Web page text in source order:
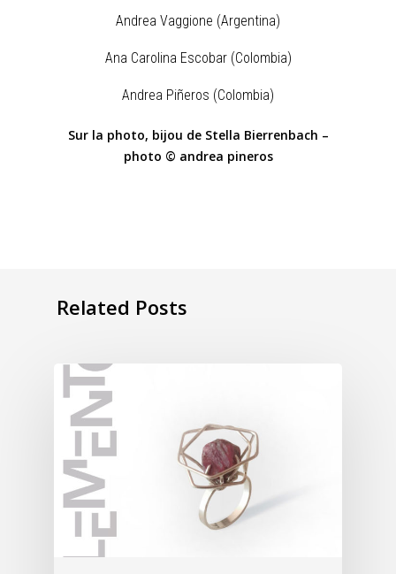
Andrea Vaggione (Argentina)
Ana Carolina Escobar (Colombia)
Andrea Piñeros (Colombia)
Sur la photo, bijou de Stella Bierrenbach –
photo © andrea pineros
Related Posts